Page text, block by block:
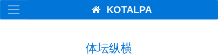
KOTALPA
体坛纵横